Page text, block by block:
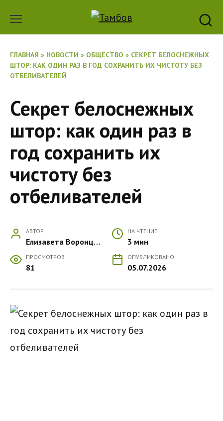
содержанию
ГЛАВНАЯ » НОВОСТИ » ОБЩЕСТВО » СЕКРЕТ БЕЛОСНЕЖНЫХ
ШТОР: КАК ОДИН РАЗ В ГОД СОХРАНИТЬ ИХ ЧИСТОТУ БЕЗ
ОТБЕЛИВАТЕЛЕЙ
Секрет белоснежных
штор: как один раз в
год сохранить их
чистоту без
отбеливателей
АВТОР
Елизавета Воронцова
НА ЧТЕНИЕ
3 мин
ПРОСМОТРОВ
81
ОПУБЛИКОВАНО
05.07.2026